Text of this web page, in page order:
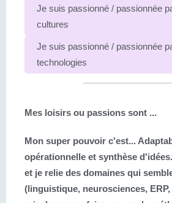
Je suis passionné / passionnée
cultures
Je suis passionné / passionnée
technologies
Mes loisirs ou passions sont ...
Mon super pouvoir c'est...
opérationnelle et synthèse
et je relie des domaines qui
(linguistique, neurosciences,